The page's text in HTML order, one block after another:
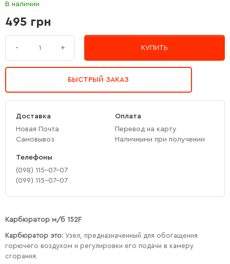
В наличии
495 грн
- + КУПИТЬ
БЫСТРЫЙ ЗАКАЗ
Доставка
Новая Почта
Самовывоз
Оплата
Перевод на карту
Наличными при получении
Телефоны
(‎098) 115-07-07
(‎099) 115-07-07
Карбюратор м/б 152F
Карбюратор это: Узел, предназначенный для обогащения
горючего воздухом и регулировки его подачи в камеру
сгорания.